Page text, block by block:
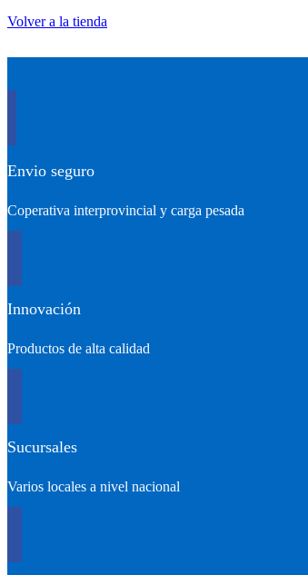
Volver a la tienda
Envio seguro
Coperativa interprovincial y carga pesada
Innovación
Productos de alta calidad
Sucursales
Varios locales a nivel nacional